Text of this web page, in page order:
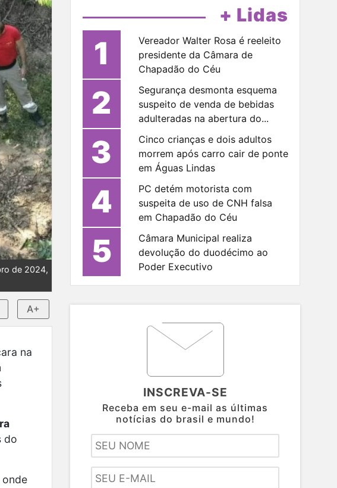
de 2024,
A+
na
do
onde
+ Lidas
1
Vereador Walter Rosa é reeleito
presidente da Câmara de
Chapadão do Céu
2
Segurança desmonta esquema
suspeito de venda de bebidas
adulteradas na abertura do...
3
Cinco crianças e dois adultos
morrem após carro cair de ponte
em Águas Lindas
4
PC detém motorista com
suspeita de uso de CNH falsa
em Chapadão do Céu
5
Câmara Municipal realiza
devolução do duodécimo ao
Poder Executivo
INSCREVA-SE
Receba em seu e-mail as últimas
notícias do brasil e mundo!